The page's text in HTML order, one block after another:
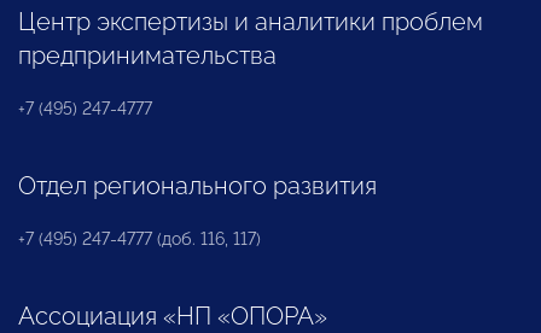
Центр экспертизы и аналитики проблем
предпринимательства
+7 (495) 247-4777
Отдел регионального развития
+7 (495) 247-4777 (доб. 116, 117)
Ассоциация «НП «ОПОРА»